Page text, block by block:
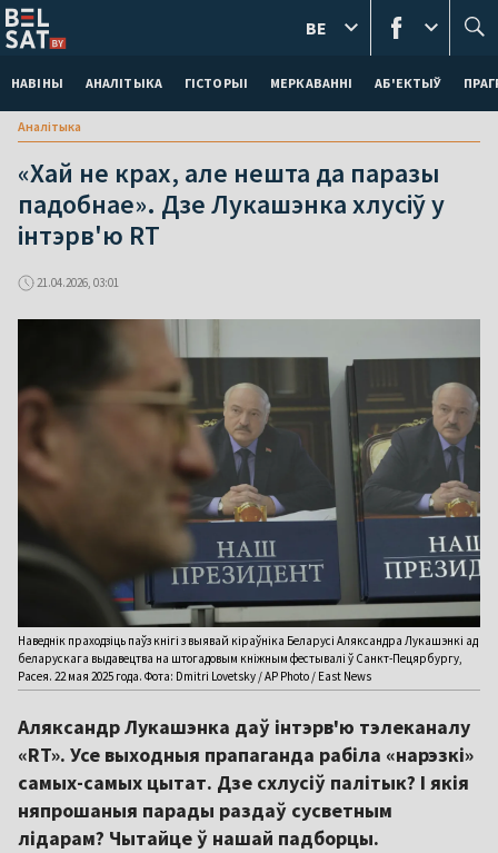
НАВІНЫ АНАЛІТЫКА ГІСТОРЫІ МЕРКАВАННI АБ'ЕКТЫЎ
BE
Аналітыка
«Хай не крах, але нешта да паразы
падобнае». Дзе Лукашэнка хлусіў у
інтэрв'ю RT
21.04.2026, 03:01
Наведнік праходзіць паўз кнігі з выявай кіраўніка Беларусі Аляксандра Лукашэнкі ад
беларускага выдавецтва на штогадовым кніжным фестывалі ў Санкт-Пецярбургу,
Расея. 22 мая 2025 года. Фота: Dmitri Lovetsky / AP Photo / East News
Аляксандр Лукашэнка даў інтэрв'ю тэлеканалу
«RT». Усе выходныя прапаганда рабіла «нарэзкі»
самых-самых цытат. Дзе схлусіў палітык? І якія
няпрошаныя парады раздаў сусветным
лідарам? Чытайце ў нашай падборцы.